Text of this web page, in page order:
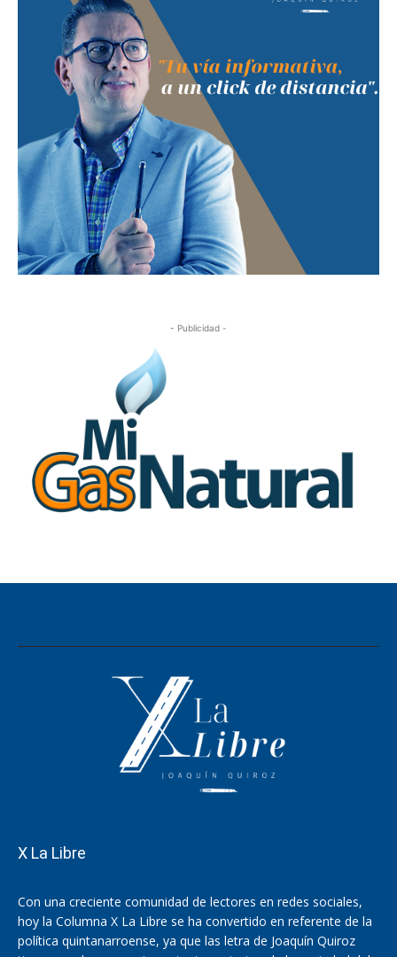
X La Libre
Con una creciente comunidad de lectores en redes sociales,
hoy la Columna X La Libre se ha convertido en referente de la
política quintanarroense, ya que las letra de Joaquín Quiroz